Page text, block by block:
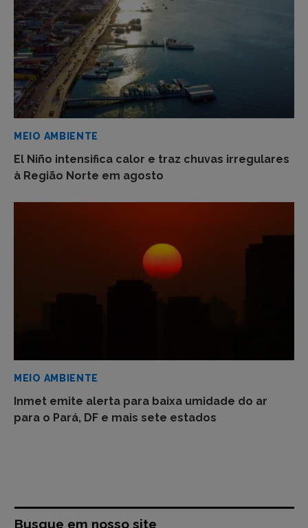
MEIO AMBIENTE
El Niño intensifica calor e traz chuvas irregulares
à Região Norte em agosto
MEIO AMBIENTE
Inmet emite alerta para baixa umidade do ar
para o Pará, DF e mais sete estados
Busque em nosso site